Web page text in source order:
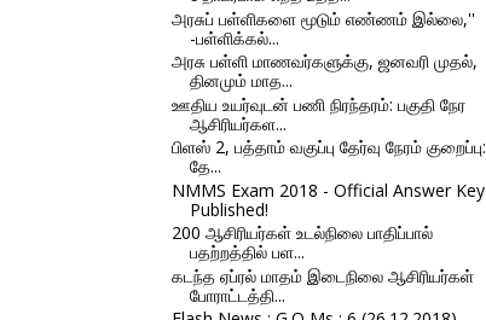
அரசுப் பள்ளிகளை மூடும் எண்ணம் இல்லை,''
-பள்ளிக்கல்...
அரசு பள்ளி மாணவர்களுக்கு, ஜனவரி முதல்,
தினமும் மாத...
ஊதிய உயர்வுடன் பணி நிரந்தரம்: பகுதி நேர
ஆசிரியர்கள...
பிளஸ் 2, பத்தாம் வகுப்பு தேர்வு நேரம் குறைப்பு:
தே...
NMMS Exam 2018 - Official Answer Key
Published!
200 ஆசிரியர்கள் உடல்நிலை பாதிப்பால்
பதற்றத்தில் பள...
கடந்த ஏப்ரல் மாதம் இடைநிலை ஆசிரியர்கள்
போராட்டத்தி...